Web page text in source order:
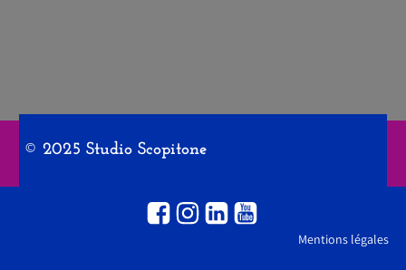
© 2025 Studio Scopitone
Mentions légales